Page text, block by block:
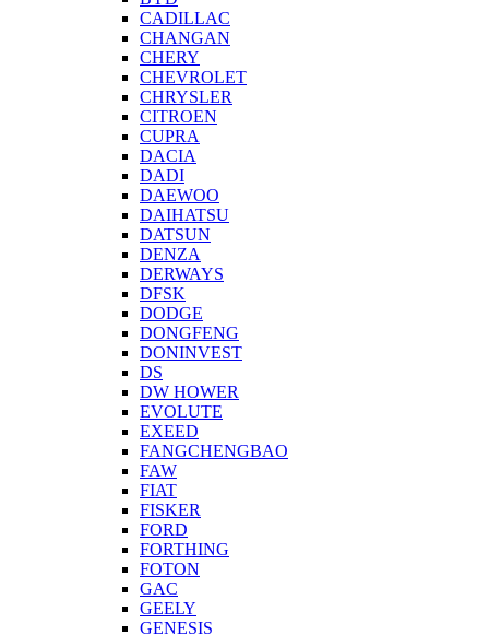
CADILLAC
CHANGAN
CHERY
CHEVROLET
CHRYSLER
CITROEN
CUPRA
DACIA
DADI
DAEWOO
DAIHATSU
DATSUN
DENZA
DERWAYS
DFSK
DODGE
DONGFENG
DONINVEST
DS
DW HOWER
EVOLUTE
EXEED
FANGCHENGBAO
FAW
FIAT
FISKER
FORD
FORTHING
FOTON
GAC
GEELY
GENESIS